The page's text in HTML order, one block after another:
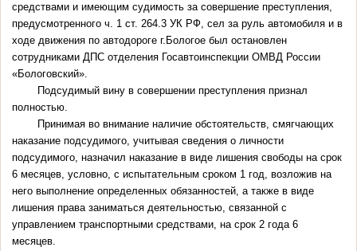
средствами и имеющим судимость за совершение преступления,
предусмотренного ч. 1 ст. 264.3 УК РФ, сел за руль автомобиля и в
ходе движения по автодороге г.Бологое был остановлен
сотрудниками ДПС отделения Госавтоинспекции ОМВД России
«Бологовский».
Подсудимый вину в совершении преступления признал
полностью.
Принимая во внимание наличие обстоятельств, смягчающих
наказание подсудимого, учитывая сведения о личности
подсудимого, назначил наказание в виде лишения свободы на срок
6 месяцев, условно, с испытательным сроком 1 год, возложив на
него выполнение определенных обязанностей, а также в виде
лишения права заниматься деятельностью, связанной с
управлением транспортными средствами, на срок 2 года 6
месяцев.